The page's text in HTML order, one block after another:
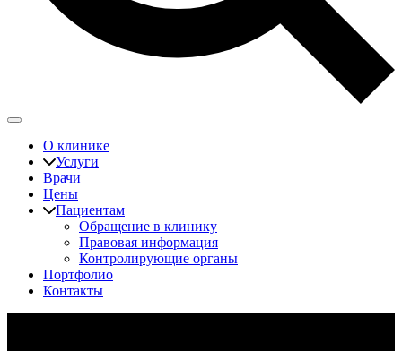
О клинике
Услуги
Врачи
Цены
Пациентам
Обращение в клинику
Правовая информация
Контролирующие органы
Портфолио
Контакты